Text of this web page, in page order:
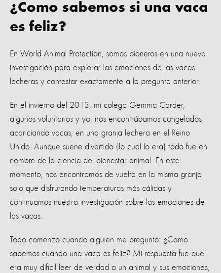
¿Como sabemos si una vaca
es feliz?
En World Animal Protection, somos pioneros en una nueva
investigación para explorar las emociones de las vacas
lecheras y contestar exactamente a la pregunta anterior.
En el invierno del 2013, mi colega Gemma Carder,
algunos voluntarios y yo, nos encontrábamos congelados
acariciando vacas, en una granja lechera en el Reino
Unido. Aunque suene divertido (lo cual lo era) todo fue en
nombre de la ciencia del bienestar animal. En este
momento, nos encontramos de vuelta en la misma granja
solo que disfrutando temperaturas más cálidas y
continuamos nuestra investigación sobre las emociones de
las vacas.
Todo comenzó cuando alguien me preguntó: ¿Como
sabemos cuando una vaca es feliz? Mi respuesta fue que
era muy difícil leer de verdad a un animal y sus emociones,